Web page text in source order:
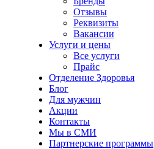
Отзывы
Реквизиты
Вакансии
Услуги и цены
Все услуги
Прайс
Отделение Здоровья
Блог
Для мужчин
Акции
Контакты
Мы в СМИ
Партнерские программы